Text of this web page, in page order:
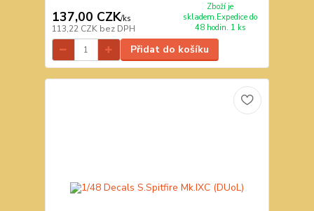
137,00 CZK/ks
113,22 CZK bez DPH
Zboží je
skladem.Expedice do
48 hodin. 1 ks
Přidat do košíku